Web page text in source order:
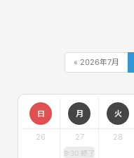
« 2026年7月
日 月 火
26 27
9:30 終了
28